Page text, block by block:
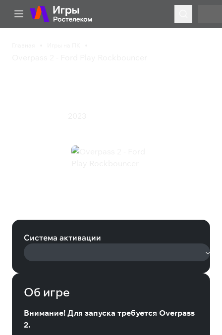
Система активации
Об игре
Внимание! Для запуска требуется Overpass
2.